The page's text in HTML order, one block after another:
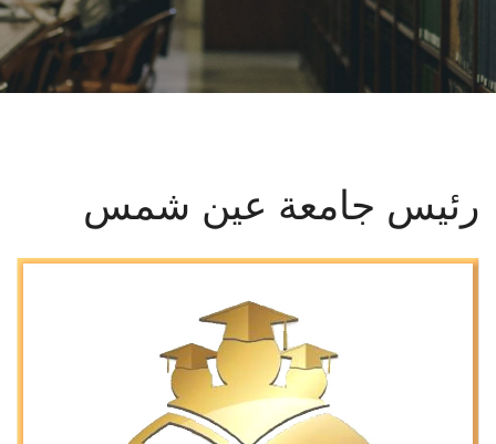
الشئون الأكاديمية
البحث العلمي
المراكز والوحدات
الأنظمة الذكية
رئيس جامعة عين شمس